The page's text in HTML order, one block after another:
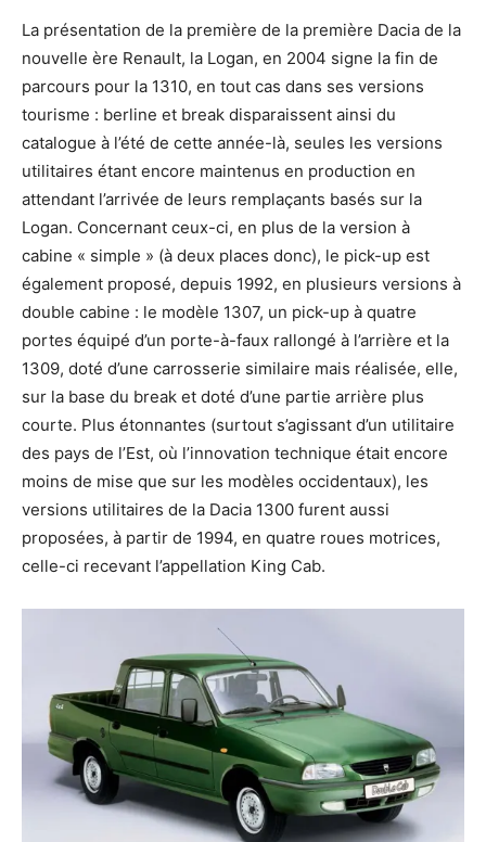
La présentation de la première de la première Dacia de la
nouvelle ère Renault, la Logan, en 2004 signe la fin de
parcours pour la 1310, en tout cas dans ses versions
tourisme : berline et break disparaissent ainsi du
catalogue à l’été de cette année-là, seules les versions
utilitaires étant encore maintenus en production en
attendant l’arrivée de leurs remplaçants basés sur la
Logan. Concernant ceux-ci, en plus de la version à
cabine « simple » (à deux places donc), le pick-up est
également proposé, depuis 1992, en plusieurs versions à
double cabine : le modèle 1307, un pick-up à quatre
portes équipé d’un porte-à-faux rallongé à l’arrière et la
1309, doté d’une carrosserie similaire mais réalisée, elle,
sur la base du break et doté d’une partie arrière plus
courte. Plus étonnantes (surtout s’agissant d’un utilitaire
des pays de l’Est, où l’innovation technique était encore
moins de mise que sur les modèles occidentaux), les
versions utilitaires de la Dacia 1300 furent aussi
proposées, à partir de 1994, en quatre roues motrices,
celle-ci recevant l’appellation King Cab.